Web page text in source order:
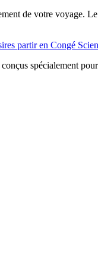
de votre voyage.
partir en Congé
spécialement